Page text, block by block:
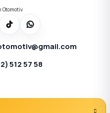
512 57 58